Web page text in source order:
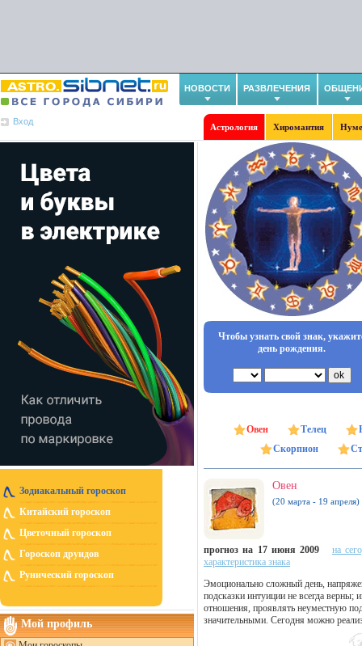
НОВОСТИ РАЗВЛЕЧЕНИЯ
Вход
Астрология Хиромантия
Зодиакальный гороскоп
Китайский гороскоп
Цветочный гороскоп
Гороскоп друидов
Рунический гороскоп
Мой профиль
Чтобы узнать свой знак,
день рождения.
Овен Телец
Скорпион
Овен
(20 марта - 19 апреля)
прогноз на 17 июня 2009
на
характеристика знака
Эмоционально сложный день,
подсказки интуиции не всегда
отношения, проявлять неуместную
значительными. Сегодня можно